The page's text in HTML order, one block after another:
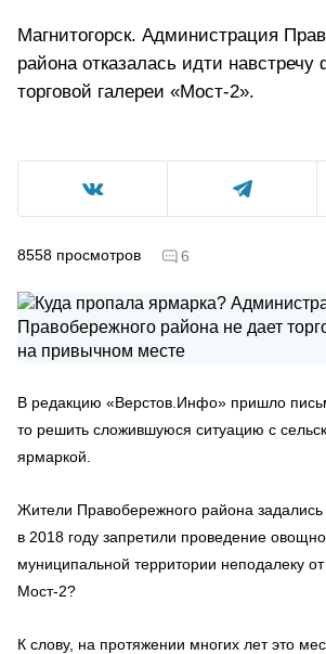
Магнитогорск. Администрация
района отказалась идти
торговой галереи «Мост-2».
8558 просмотров 6
В редакцию «Верстов.Инфо» пришло
то решить сложившуюся ситуацию с
ярмаркой.
Жители Правобережного района
в 2018 году запретили проведение
муниципальной территории неподалеку от
Мост-2?
К слову, на протяжении многих лет это